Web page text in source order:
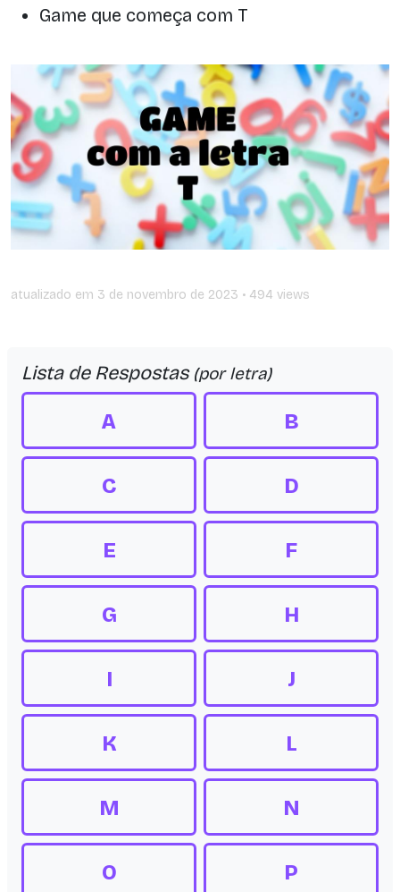
Game que começa com T
atualizado em 3 de novembro de 2023 • 494 views
Lista de Respostas (por letra)
A B
C D
E F
G H
I J
K L
M N
O P